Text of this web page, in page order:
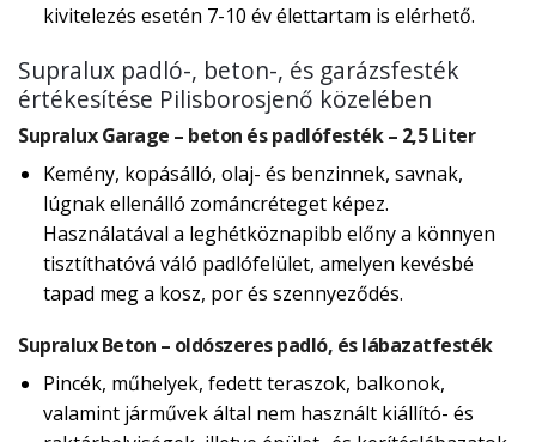
kivitelezés esetén 7-10 év élettartam is elérhető.
Supralux padló-, beton-, és garázsfesték
értékesítése Pilisborosjenő közelében
Supralux Garage – beton és padlófesték – 2,5 Liter
Kemény, kopásálló, olaj- és benzinnek, savnak,
lúgnak ellenálló zománcréteget képez.
Használatával a leghétköznapibb előny a könnyen
tisztíthatóvá váló padlófelület, amelyen kevésbé
tapad meg a kosz, por és szennyeződés.
Supralux Beton – oldószeres padló, és lábazatfesték
Pincék, műhelyek, fedett teraszok, balkonok,
valamint járművek által nem használt kiállító- és